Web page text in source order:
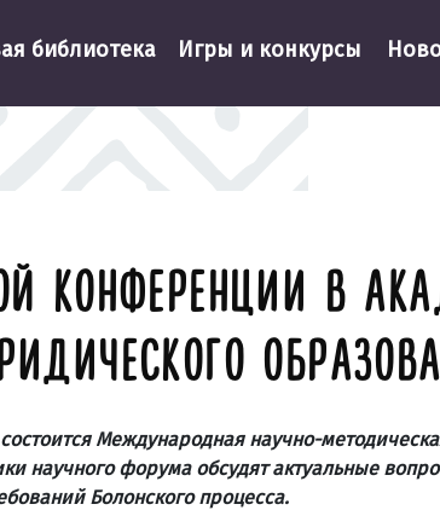
библиотека Игры и конкурсы
КОНФЕРЕНЦИИ В
Международная научно-
научного форума обсудят актуальные
Болонского процесса.